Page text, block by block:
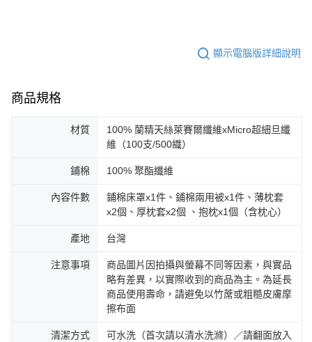
顯示電腦版詳細說明
商品規格
材質
100% 蘭精天絲萊賽爾纖維xMicro超細旦纖
維（100支/500織）
鋪棉 100% 聚酯纖維
內容件數
鋪棉床罩x1件、鋪棉兩用被x1件、薄枕套
x2個、厚枕套x2個 、抱枕x1個（含枕心）
產地 台灣
注意事項
商品圖片因拍攝與螢幕不同等因素，與實品
略有差異，以實際收到的商品為主。為延長
商品使用壽命，請避免以竹蓆或粗糙皮膚摩
擦布面
清潔方式
可水洗（首次請以清水洗滌）／請翻面放入